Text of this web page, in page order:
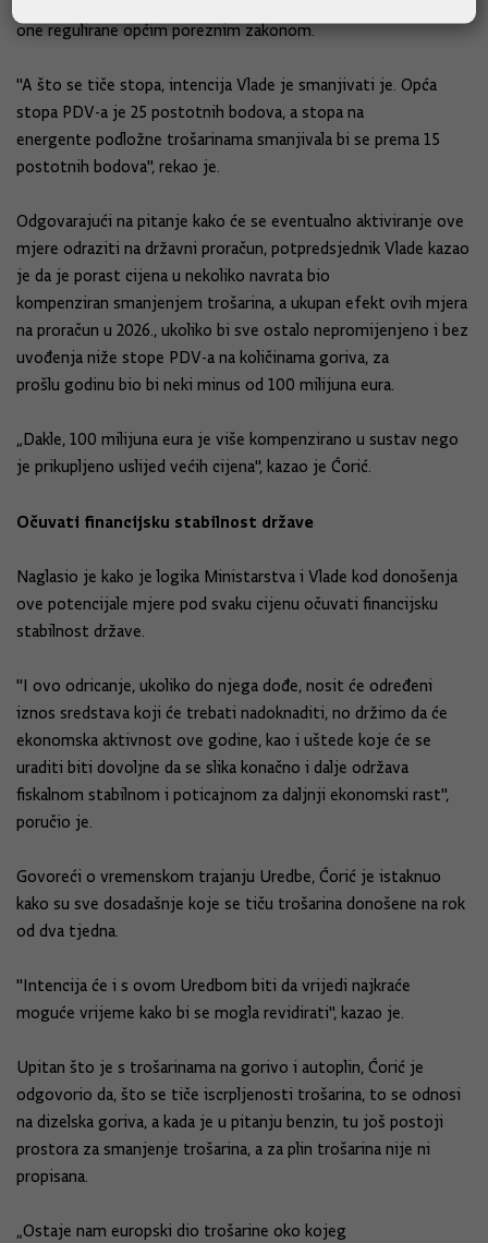
one regulirane općim poreznim zakonom.
"A što se tiče stopa, intencija Vlade je smanjivati je. Opća
stopa PDV-a je 25 postotnih bodova, a stopa na
energente podložne trošarinama smanjivala bi se prema 15
postotnih bodova", rekao je.
Odgovarajući na pitanje kako će se eventualno aktiviranje ove
mjere odraziti na državni proračun, potpredsjednik Vlade kazao
je da je porast cijena u nekoliko navrata bio
kompenziran smanjenjem trošarina, a ukupan efekt ovih mjera
na proračun u 2026., ukoliko bi sve ostalo nepromijenjeno i bez
uvođenja niže stope PDV-a na količinama goriva, za
prošlu godinu bio bi neki minus od 100 milijuna eura.
„Dakle, 100 milijuna eura je više kompenzirano u sustav nego
je prikupljeno uslijed većih cijena", kazao je Ćorić.
Očuvati financijsku stabilnost države
Naglasio je kako je logika Ministarstva i Vlade kod donošenja
ove potencijale mjere pod svaku cijenu očuvati financijsku
stabilnost države.
"I ovo odricanje, ukoliko do njega dođe, nosit će određeni
iznos sredstava koji će trebati nadoknaditi, no držimo da će
ekonomska aktivnost ove godine, kao i uštede koje će se
uraditi biti dovoljne da se slika konačno i dalje održava
fiskalnom stabilnom i poticajnom za daljnji ekonomski rast",
poručio je.
Govoreći o vremenskom trajanju Uredbe, Ćorić je istaknuo
kako su sve dosadašnje koje se tiču trošarina donošene na rok
od dva tjedna.
"Intencija će i s ovom Uredbom biti da vrijedi najkraće
moguće vrijeme kako bi se mogla revidirati", kazao je.
Upitan što je s trošarinama na gorivo i autoplin, Ćorić je
odgovorio da, što se tiče iscrpljenosti trošarina, to se odnosi
na dizelska goriva, a kada je u pitanju benzin, tu još postoji
prostora za smanjenje trošarina, a za plin trošarina nije ni
propisana.
„Ostaje nam europski dio trošarine oko kojeg